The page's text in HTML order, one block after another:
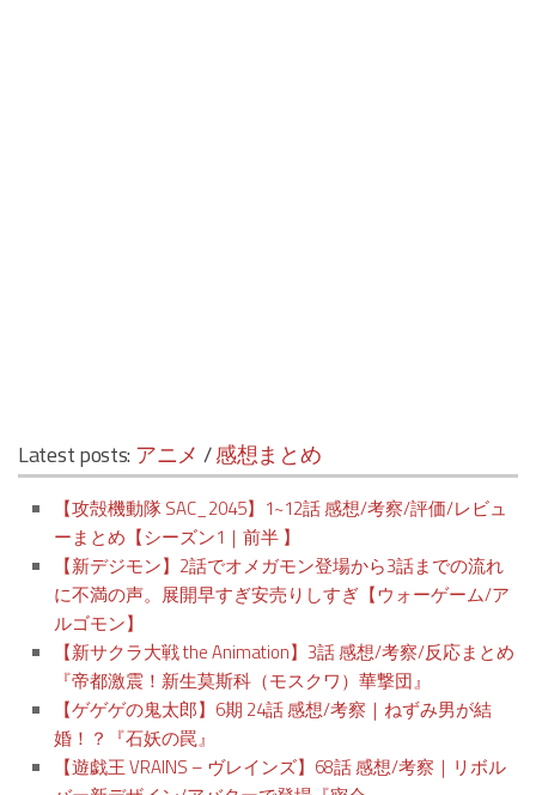
Latest posts: アニメ /感想まとめ
【攻殻機動隊 SAC_2045】1~12話 感想/考察/評価/レビュ
ーまとめ【シーズン1｜前半 】
【新デジモン】2話でオメガモン登場から3話までの流れ
に不満の声。展開早すぎ安売りしすぎ【ウォーゲーム/ア
ルゴモン】
【新サクラ大戦 the Animation】3話 感想/考察/反応まとめ
『帝都激震！新生莫斯科（モスクワ）華撃団』
【ゲゲゲの鬼太郎】6期 24話 感想/考察｜ねずみ男が結
婚！？『石妖の罠』
【遊戯王 VRAINS – ヴレインズ】68話 感想/考察｜リボル